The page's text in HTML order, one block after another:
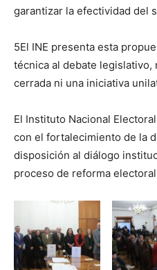
garantizar la efectividad del
5El INE presenta esta
técnica al debate legislativo,
cerrada ni una iniciativa
El Instituto Nacional
con el fortalecimiento de la
disposición al diálogo
proceso de reforma